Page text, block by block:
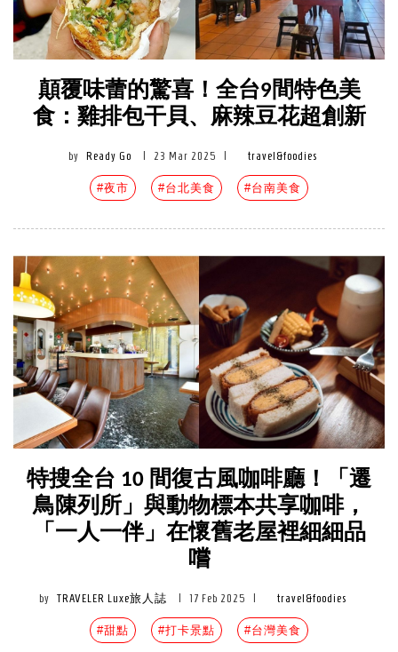
顛覆味蕾的驚喜！全台9間特色美
食：雞排包干貝、麻辣豆花超創新
by Ready Go 23 Mar 2025 travel&foodies
#夜市 #台北美食 #台南美食
特搜全台 10 間復古風咖啡廳！「遷
鳥陳列所」與動物標本共享咖啡，
「一人一伴」在懷舊老屋裡細細品
嚐
by TRAVELER Luxe旅人誌 17 Feb 2025 travel&foodies
#甜點 #打卡景點 #台灣美食